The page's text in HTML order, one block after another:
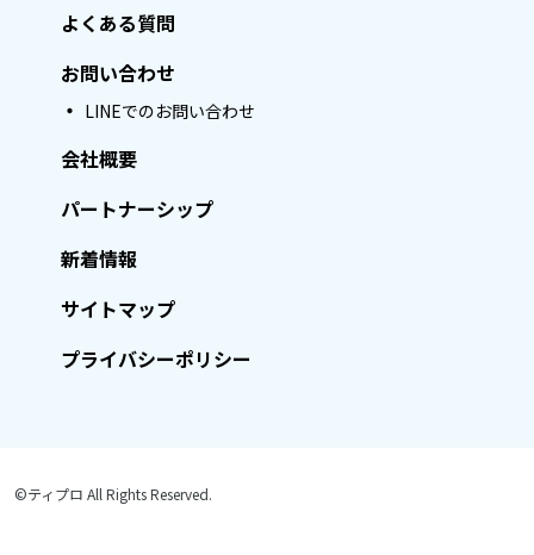
よくある質問
お問い合わせ
LINEでのお問い合わせ
会社概要
パートナーシップ
新着情報
サイトマップ
プライバシーポリシー
©ティプロ All Rights Reserved.